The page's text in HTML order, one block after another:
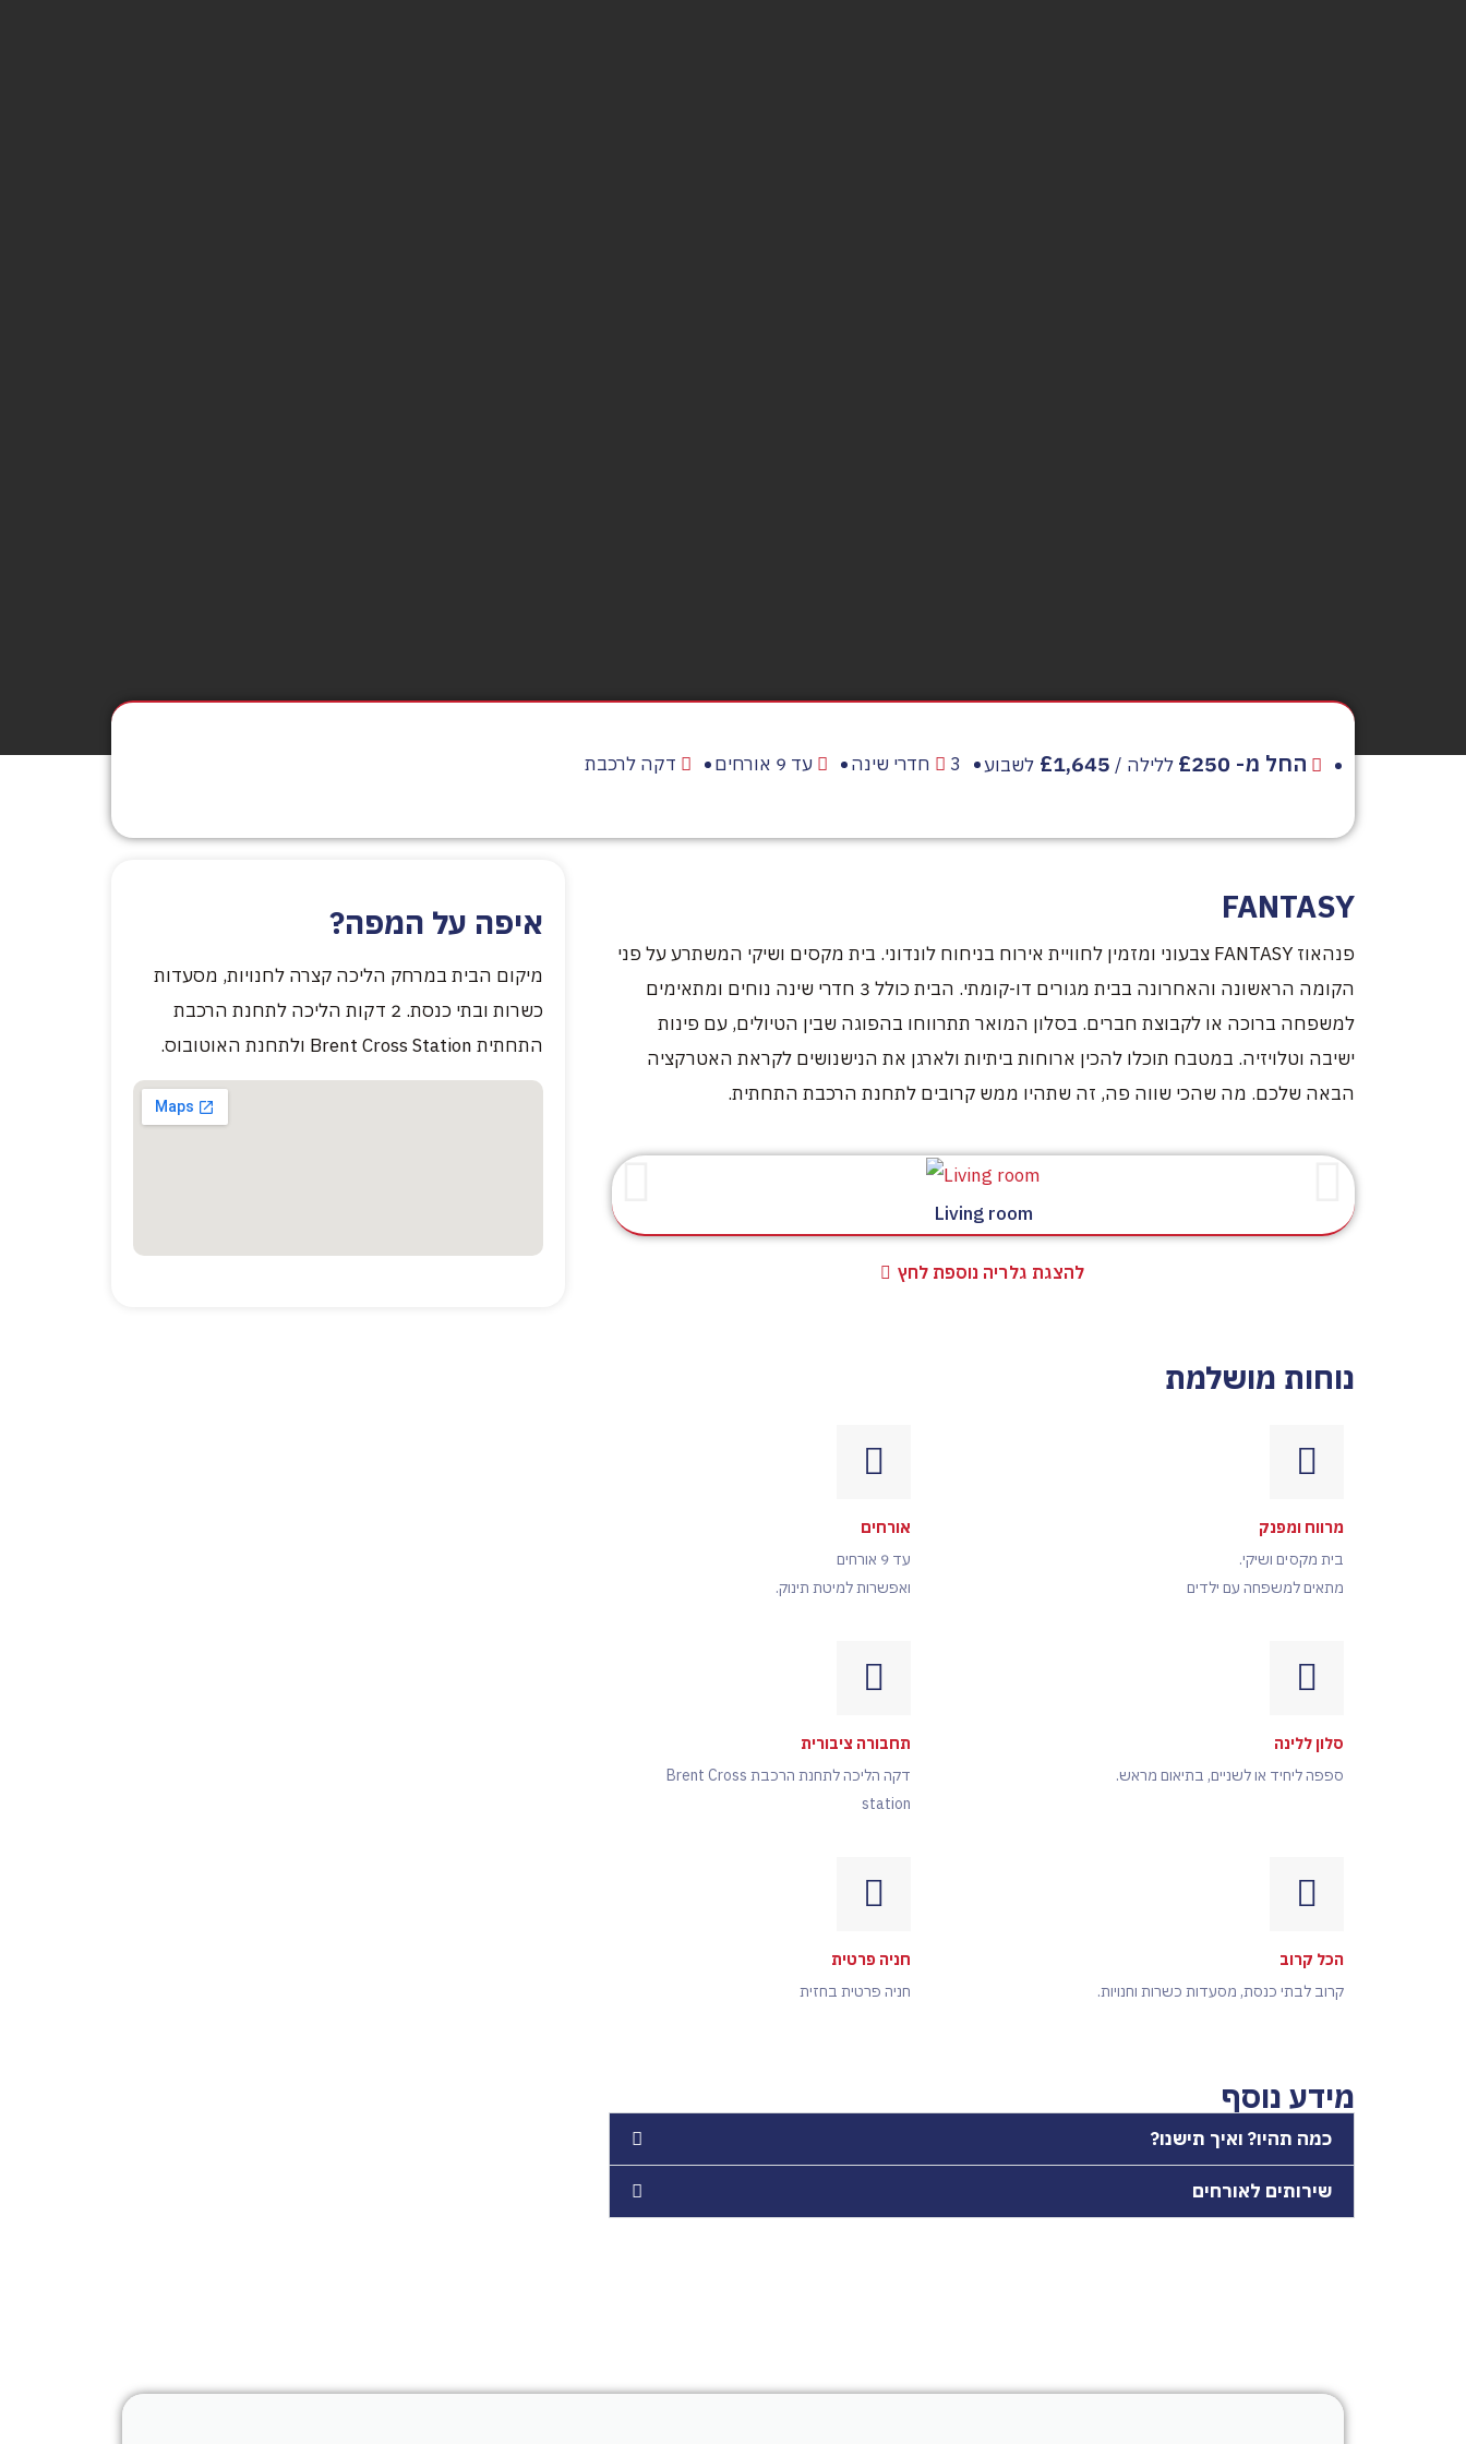
החל מ- £250 ללילה / £1,645 לשבוע 3 חדרי שינה עד 9 אורחים דקה לרכבת
FANTASY
פנהאוז FANTASY צבעוני ומזמין לחוויית אירוח בניחוח לונדוני. בית מקסים ושיקי המשתרע על פני
הקומה הראשונה והאחרונה בבית מגורים דו-קומתי. הבית כולל 3 חדרי שינה נוחים ומתאימים
למשפחה ברוכה או לקבוצת חברים. בסלון המואר תתרווחו בהפוגה שבין הטיולים, עם פינות
ישיבה וטלויזיה. במטבח תוכלו להכין ארוחות ביתיות ולארגן את הנישנושים לקראת האטרקציה
הבאה שלכם. מה שהכי שווה פה, זה שתהיו ממש קרובים לתחנת הרכבת התחתית.
Living room
להצגת גלריה נוספת לחץ
נוחות מושלמת
מרווח ומפנק
בית מקסים ושיקי.
מתאים למשפחה עם ילדים
אורחים
עד 9 אורחים
ואפשרות למיטת תינוק.
סלון ללינה
ספפה ליחיד או לשניים, בתיאום מראש.
תחבורה ציבורית
דקה הליכה לתחנת הרכבת Brent Cross
station
הכל קרוב
קרוב לבתי כנסת, מסעדות כשרות וחנויות.
חניה פרטית
חניה פרטית בחזית
מידע נוסף
כמה תהיו? ואיך תישנו?
שירותים לאורחים
איפה על המפה?
מיקום הבית במרחק הליכה קצרה לחנויות, מסעדות
כשרות ובתי כנסת. 2 דקות הליכה לתחנת הרכבת
התחתית Brent Cross Station ולתחנת האוטובוס.